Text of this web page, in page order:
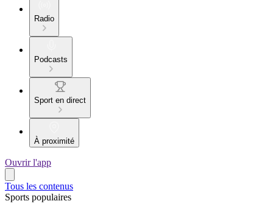
Radio
Podcasts
Sport en direct
À proximité
Ouvrir l'app
Tous les contenus
Sports populaires